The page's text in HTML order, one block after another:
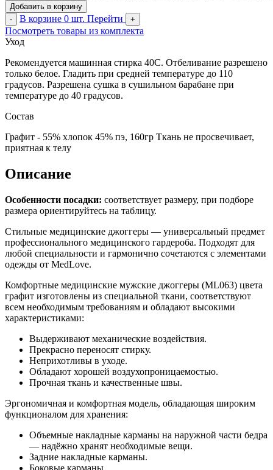
Добавить в корзину
-
В корзине 0 шт. Перейти +
Посмотреть товары из комплекта
Уход
Рекомендуется машинная стирка 40С. Отбеливание разрешено
только белое. Гладить при средней температуре до 110
градусов. Разрешена сушка в сушильном барабане при
температуре до 40 градусов.
Состав
Графит - 55% хлопок 45% пэ, 160гр Ткань не просвечивает,
приятная к телу
Описание
Особенности посадки: соответствует размеру, при подборе
размера ориентируйтесь на таблицу.
Стильные медицинские джоггеры — универсальный предмет
профессионального медицинского гардероба. Подходят для
любой специальности и гармонично сочетаются с элементами
одежды от MedLove.
Комфортные медицинские мужские джоггеры (ML063) цвета
графит изготовлены из специальной ткани, соответствуют
всем необходимым требованиям и обладают высокими
характеристиками:
Выдерживают механические воздействия.
Прекрасно переносят стирку.
Неприхотливы в уходе.
Обладают хорошей воздухопроницаемостью.
Прочная ткань и качественные швы.
Эргономичная и комфортная модель, обладающая широким
функционалом для хранения:
Объемные накладные карманы на наружной части бедра
— надёжно хранят необходимые вещи.
Задние накладные карманы.
Боковые карманы.